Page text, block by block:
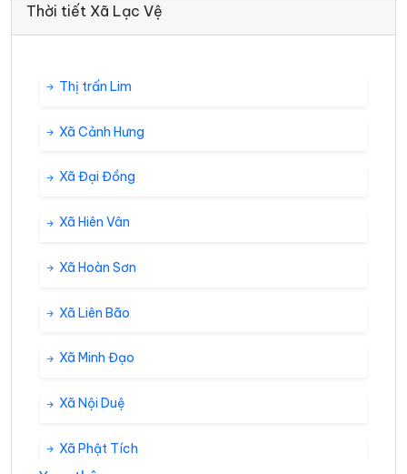
Thời tiết Xã Lạc Vệ
Thị trấn Lim
Xã Cảnh Hưng
Xã Đại Đồng
Xã Hiên Vân
Xã Hoàn Sơn
Xã Liên Bão
Xã Minh Đạo
Xã Nội Duệ
Xã Phật Tích